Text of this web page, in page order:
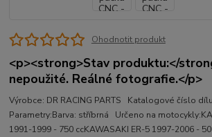
Ohodnotit produkt
<p><strong>Stav produktu:</
nepoužité. Reálné fotografie.</p>
Výrobce: DR RACING PARTS Katalogové číslo
Parametry:Barva: stříbrná Určeno na
1991-1999 - 750 ccKAWASAKI ER-5 1997-2006 -